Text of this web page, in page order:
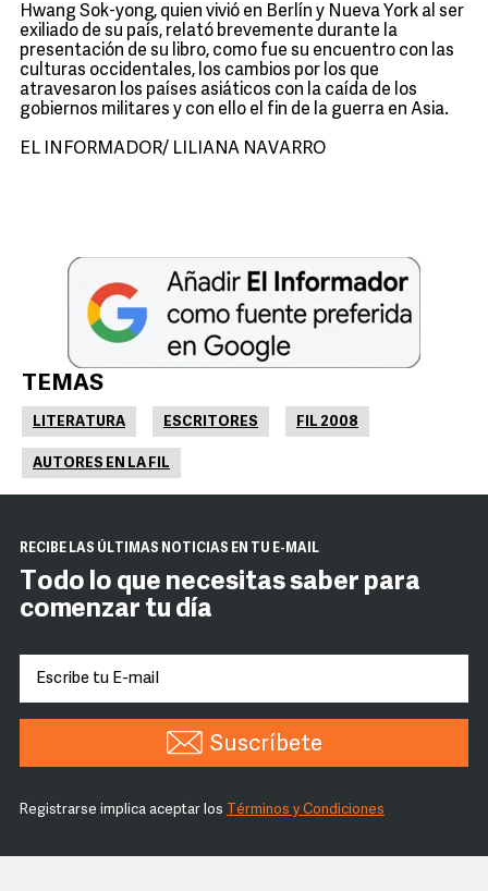
Hwang Sok-yong, quien vivió en Berlín y Nueva York al ser
exiliado de su país, relató brevemente durante la
presentación de su libro, como fue su encuentro con las
culturas occidentales, los cambios por los que
atravesaron los países asiáticos con la caída de los
gobiernos militares y con ello el fin de la guerra en Asia.
EL INFORMADOR/ LILIANA NAVARRO
TEMAS
LITERATURA ESCRITORES FIL 2008
AUTORES EN LA FIL
RECIBE LAS ÚLTIMAS NOTICIAS EN TU E-MAIL
Todo lo que necesitas saber para
comenzar tu día
Suscríbete
Registrarse implica aceptar los Términos y Condiciones